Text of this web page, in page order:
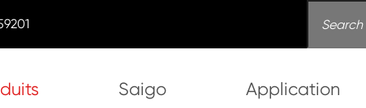
Saigo Application